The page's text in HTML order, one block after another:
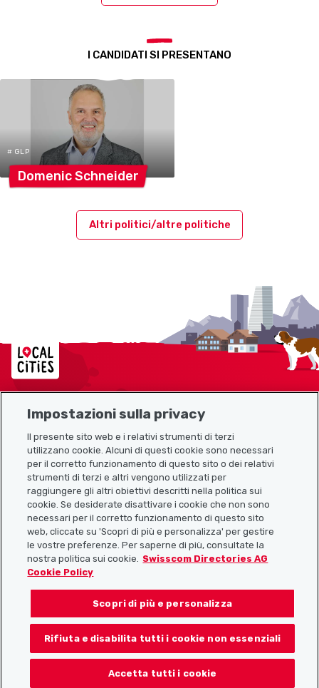
I CANDIDATI SI PRESENTANO
# GLP
DomenicSchneider
Altri politici/altre politiche
Localcities
Link utili
Scarica l’app Localcities
Seguiteci su:
Impostazioni sulla privacy
Il presente sito web e i relativi strumenti di terzi
utilizzano cookie. Alcuni di questi cookie sono necessari
per il corretto funzionamento di questo sito o dei relativi
strumenti di terzi e altri vengono utilizzati per
raggiungere gli altri obiettivi descritti nella politica sui
cookie. Se desiderate disattivare i cookie che non sono
necessari per il corretto funzionamento di questo sito
web, cliccate su 'Scopri di più e personalizza' per gestire
le vostre preferenze. Per saperne di più, consultate la
nostra politica sui cookie.
Swisscom Directories AG
Cookie Policy
Scopri di più e personalizza
Rifiuta e disabilita tutti i cookie non essenziali
Accetta tutti i cookie